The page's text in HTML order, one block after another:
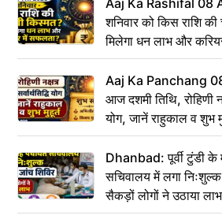
शनिवार को किस राशि
मिलेगा धन लाभ और
Aaj Ka Panchang
आज दशमी तिथि, रोहिणी
योग, जानें राहुकाल व शुभ
Dhanbad: पूर्वी टुंडी के
सचिवालय में लगा
सैकड़ों लोगों ने उठाया लाभ